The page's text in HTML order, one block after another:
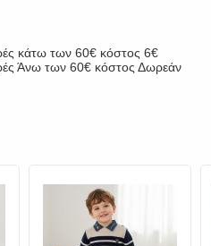
κάτω των 60€ κόστος 6€
Άνω των 60€ κόστος Δωρεάν